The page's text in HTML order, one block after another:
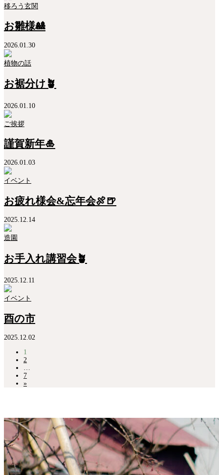
移ろう玄関
お雛様🎎
2026.01.30
植物の話
お裾分け🪴
2026.01.10
ご挨拶
謹賀新年🎍
2026.01.03
イベント
お疲れ様会&忘年会🍖🍺
2025.12.14
造園
お手入れ講習会🪴
2025.12.11
イベント
酉の市
2025.12.02
1
2
7
»